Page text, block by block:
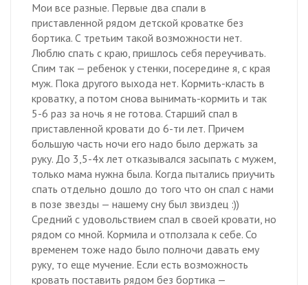
Мои все разные. Первые два спали в
приставленной рядом детской кроватке без
бортика. С третьим такой возможности нет.
Люблю спать с краю, пришлось себя переучивать.
Спим так — ребенок у стенки, посередине я, с края
муж. Пока другого выхода нет. Кормить-класть в
кроватку, а потом снова вынимать-кормить и так
5-6 раз за ночь я не готова. Старший спал в
приставленной кровати до 6-ти лет. Причем
большую часть ночи его надо было держать за
руку. До 3,5-4х лет отказывался засыпать с мужем,
только мама нужна была. Когда пытались приучить
спать отдельно дошло до того что он спал с нами
в позе звезды — нашему сну был звиздец :))
Средний с удовольствием спал в своей кровати, но
рядом со мной. Кормила и отползала к себе. Со
временем тоже надо было полночи давать ему
руку, то еще мучение. Если есть возможность
кровать поставить рядом без бортика —